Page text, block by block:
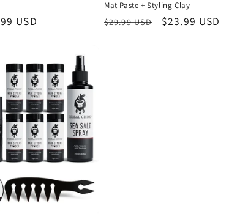
USD
Mat Paste + Styling Clay
Normalpris
$29.99 USD Udsalgspris
$23.99 USD